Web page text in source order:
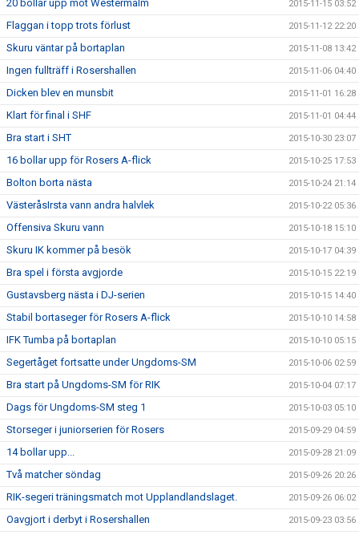
20 bollar upp mot Westermalm 2015-11-15 03:52
Flaggan i topp trots förlust 2015-11-12 22:20
Skuru väntar på bortaplan 2015-11-08 13:42
Ingen fullträff i Rosershallen 2015-11-06 04:40
Dicken blev en munsbit 2015-11-01 16:28
Klart för final i SHF 2015-11-01 04:44
Bra start i SHT 2015-10-30 23:07
16 bollar upp för Rosers A-flick 2015-10-25 17:53
Bolton borta nästa 2015-10-24 21:14
VästeråsIrsta vann andra halvlek 2015-10-22 05:36
Offensiva Skuru vann 2015-10-18 15:10
Skuru IK kommer på besök 2015-10-17 04:39
Bra spel i första avgjorde 2015-10-15 22:19
Gustavsberg nästa i DJ-serien 2015-10-15 14:40
Stabil bortaseger för Rosers A-flick 2015-10-10 14:58
IFK Tumba på bortaplan 2015-10-10 05:15
Segertåget fortsatte under Ungdoms-SM 2015-10-06 02:59
Bra start på Ungdoms-SM för RIK 2015-10-04 07:17
Dags för Ungdoms-SM steg 1 2015-10-03 05:10
Storseger i juniorserien för Rosers 2015-09-29 04:59
14 bollar upp... 2015-09-28 21:09
Två matcher söndag 2015-09-26 20:26
RIK-segeri träningsmatch mot Upplandlandslaget. 2015-09-26 06:02
Oavgjort i derbyt i Rosershallen 2015-09-23 03:56